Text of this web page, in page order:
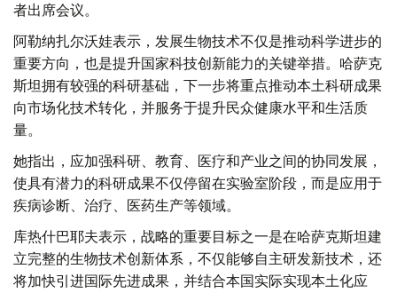
者出席会议。
阿勒纳扎尔沃娃表示，发展生物技术不仅是推动科学进步的
重要方向，也是提升国家科技创新能力的关键举措。哈萨克
斯坦拥有较强的科研基础，下一步将重点推动本土科研成果
向市场化技术转化，并服务于提升民众健康水平和生活质
量。
她指出，应加强科研、教育、医疗和产业之间的协同发展，
使具有潜力的科研成果不仅停留在实验室阶段，而是应用于
疾病诊断、治疗、医药生产等领域。
库热什巴耶夫表示，战略的重要目标之一是在哈萨克斯坦建
立完整的生物技术创新体系，不仅能够自主研发新技术，还
将加快引进国际先进成果，并结合本国实际实现本土化应